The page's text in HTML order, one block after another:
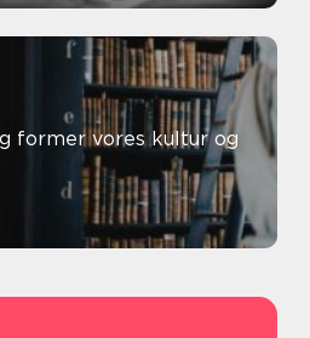
former vores kultur og